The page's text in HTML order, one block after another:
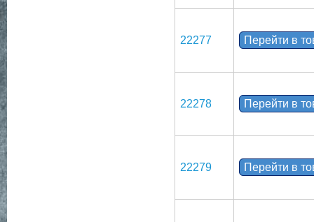
22277 Перейти в
22278 Перейти в
22279 Перейти в